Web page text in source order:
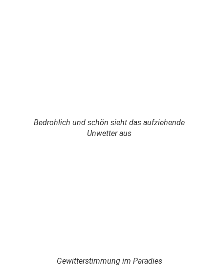
Bedrohlich und schön sieht das aufziehende
Unwetter aus
Gewitterstimmung im Paradies